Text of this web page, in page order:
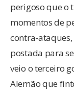
perigoso que o
momentos de
contra-ataques,
postada para
veio o terceiro
Alemão que